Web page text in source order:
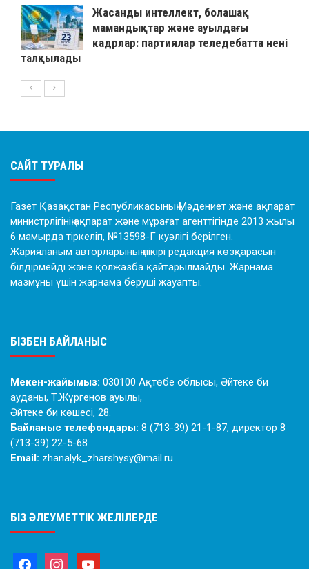
Жасанды интеллект, болашақ
мамандықтар және ауылдағы
кадрлар: партиялар теледебатта нені
талқылады
САЙТ ТУРАЛЫ
Газет Қазақстан Республикасының Мәдениет және ақпарат
министрлігінің ақпарат және мұрағат агенттігінде 2013 жылы
6 мамырда тіркеліп, №13598-Г куәлігі берілген.
Жарияланым авторларының пікірі редакция көзқарасын
білдірмейді және қолжазба қайтарылмайды. Жарнама
мазмұны үшін жарнама беруші жауапты.
БІЗБЕН БАЙЛАНЫС
Мекен-жайымыз: 030100 Ақтөбе облысы, Әйтеке би
ауданы, Т.Жүргенов ауылы,
Әйтеке би көшесі, 28.
Байланыс телефондары: 8 (713-39) 21-1-87, директор 8
(713-39) 22-5-68
Email: zhanalyk_zharshysy@mail.ru
БІЗ ӘЛЕУМЕТТІК ЖЕЛІЛЕРДЕ